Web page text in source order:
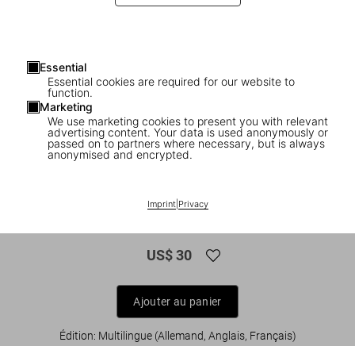
Essential
Essential cookies are required for our website to
function.
Marketing
We use marketing cookies to present you with relevant
advertising content. Your data is used anonymously or
passed on to partners where necessary, but is always
anonymised and encrypted.
Imprint| Privacy
1/8
Ando. Complete Works 1975–Today. 45th
US$ 30
Ajouter au panier
Édition: Multilingue (Allemand, Anglais, Français)